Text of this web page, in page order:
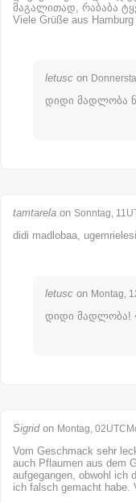
მაგალითად, რაბაბა
Viele Grüße aus Hamburg
letusc on
დიდი მადლობა
tamtarela on Sonntag,
didi madlobaa,
letusc on Montag,
დიდი მადლობა!
Sigridon Montag,
Vom Geschmack sehr
auch Pflaumen aus dem
aufgegangen, obwohl ich
ich falsch gemacht habe.